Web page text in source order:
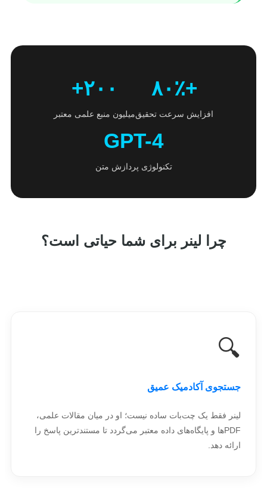
+۸۰٪
افزایش سرعت تحقیق
۲۰۰+
میلیون منبع علمی معتبر
GPT-4
تکنولوژی پردازش متن
چرا لینر برای شما حیاتی است؟
🔍
جستجوی آکادمیک عمیق
لینر فقط یک چت‌بات ساده نیست؛ او در میان مقالات علمی،
PDFها و پایگاه‌های داده معتبر می‌گردد تا مستندترین پاسخ را
ارائه دهد.